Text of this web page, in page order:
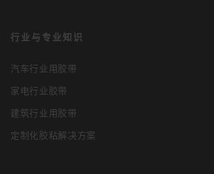
行业与专业知识
汽车行业用胶带
家电行业胶带
建筑行业用胶带
定制化胶粘解决方案